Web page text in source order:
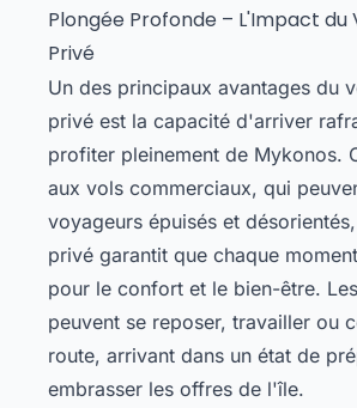
Plongée Profonde – L'Impact du
Privé
Un des principaux avantages du
privé est la capacité d'arriver
profiter pleinement de Mykonos.
aux vols commerciaux, qui
voyageurs épuisés et
privé garantit que chaque
pour le confort et le bien-être.
peuvent se reposer, travailler ou
route, arrivant dans un état de
embrasser les offres de l'île.